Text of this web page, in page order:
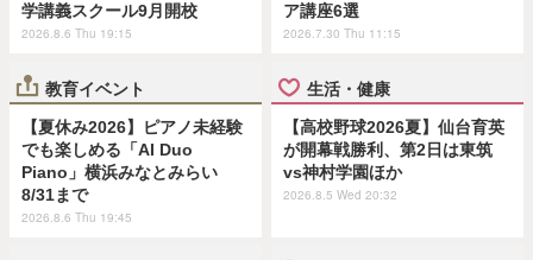
学講義スクール9月開校
2026.8.6 Thu 19:15
ア講座6選
2026.7.30 Thu 11:15
教育イベント
【夏休み2026】ピアノ未経験
でも楽しめる「AI Duo
Piano」横浜みなとみらい
8/31まで
2026.8.6 Thu 19:45
生活・健康
【高校野球2026夏】仙台育英
が開幕戦勝利、第2日は東筑
vs神村学園ほか
2026.8.5 Wed 20:32